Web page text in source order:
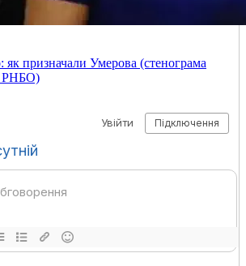
призначали Умерова (стенограма
РНБО)